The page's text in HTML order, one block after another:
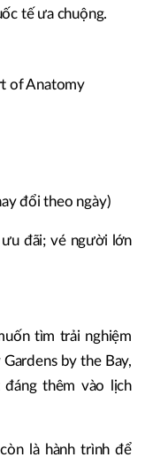
tế ưa chuộng.
of Anatomy
đổi theo ngày)
đãi; vé người lớn
tìm trải nghiệm
by the Bay,
thêm vào lịch
là hành trình để